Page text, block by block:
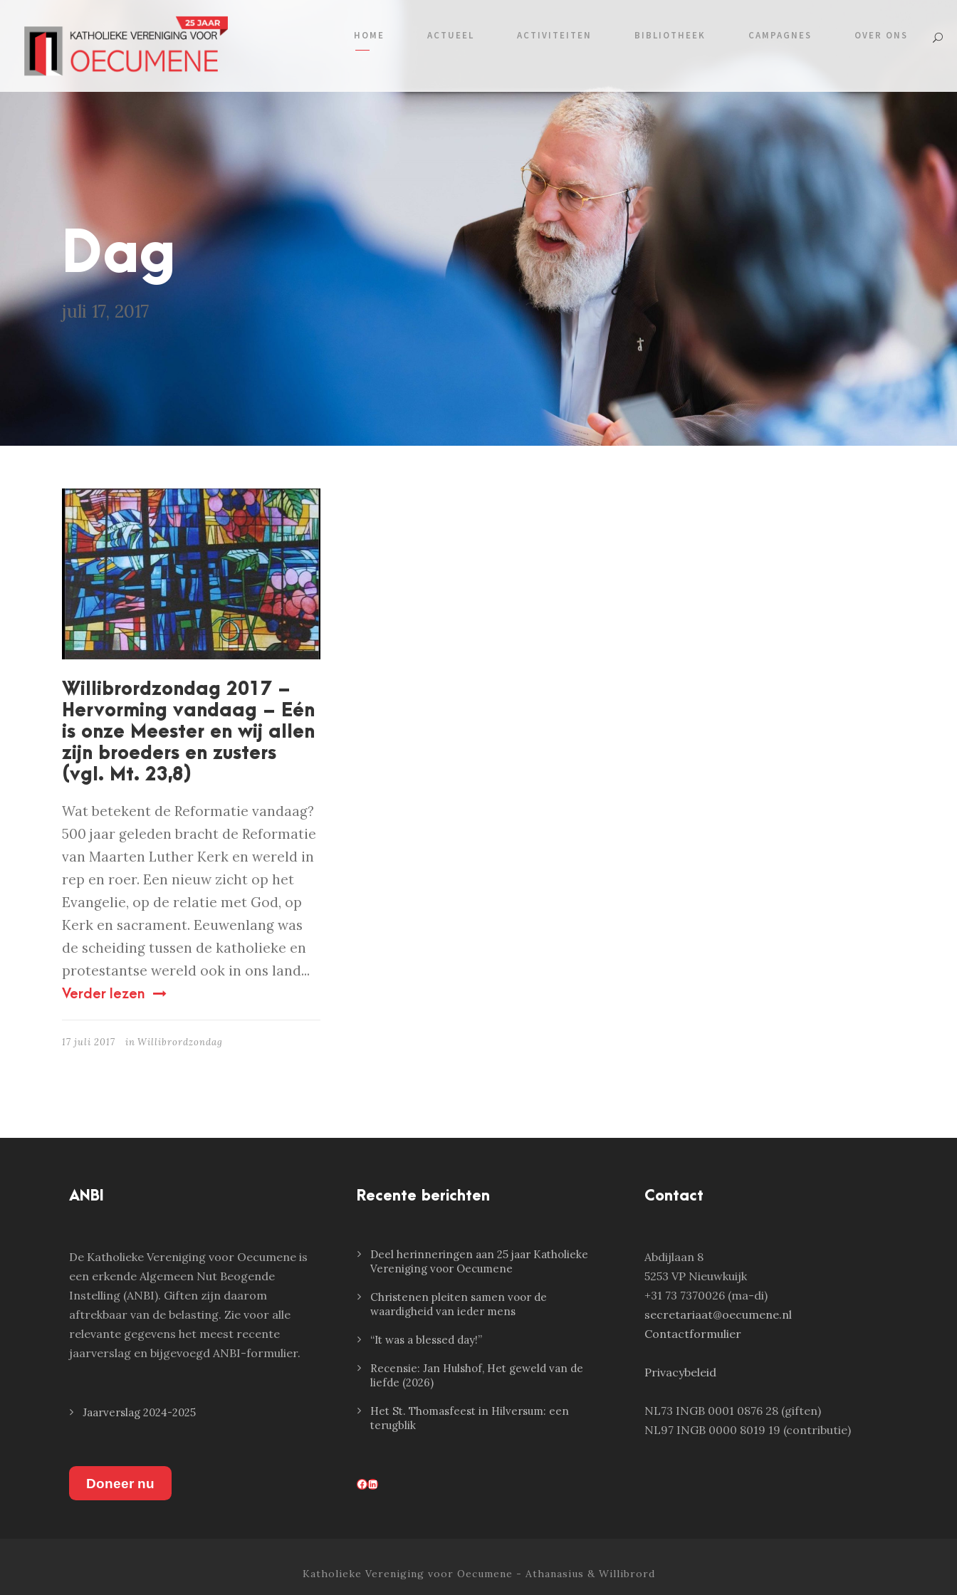
HOME ACTUEEL ACTIVITEITEN BIBLIOTHEEK CAMPAGNES OVER ONS
Dag
juli 17, 2017
Willibrordzondag 2017 –
Hervorming vandaag – Eén
is onze Meester en wij allen
zijn broeders en zusters
(vgl. Mt. 23,8)
Wat betekent de Reformatie vandaag?
500 jaar geleden bracht de Reformatie
van Maarten Luther Kerk en wereld in
rep en roer. Een nieuw zicht op het
Evangelie, op de relatie met God, op
Kerk en sacrament. Eeuwenlang was
de scheiding tussen de katholieke en
protestantse wereld ook in ons land...
Verder lezen
17 juli 2017 in Willibrordzondag
ANBI
De Katholieke Vereniging voor Oecumene is
een erkende Algemeen Nut Beogende
Instelling (ANBI). Giften zijn daarom
aftrekbaar van de belasting. Zie voor alle
relevante gegevens het meest recente
jaarverslag en bijgevoegd ANBI-formulier.
Jaarverslag 2024-2025
Doneer nu
Recente berichten
Deel herinneringen aan 25 jaar Katholieke
Vereniging voor Oecumene
Christenen pleiten samen voor de
waardigheid van ieder mens
“It was a blessed day!”
Recensie: Jan Hulshof, Het geweld van de
liefde (2026)
Het St. Thomasfeest in Hilversum: een
terugblik
Facebook LinkedIn
Contact
Abdijlaan 8
5253 VP Nieuwkuijk
+31 73 7370026 (ma-di)
secretariaat@oecumene.nl
Contactformulier
Privacybeleid
NL73 INGB 0001 0876 28 (giften)
NL97 INGB 0000 8019 19 (contributie)
Katholieke Vereniging voor Oecumene - Athanasius & Willibrord